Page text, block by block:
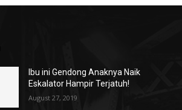
Ibu ini Gendong Anaknya Naik
Eskalator Hampir Terjatuh!
August 27, 2019